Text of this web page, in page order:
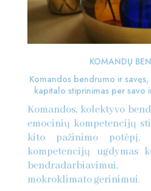
KOMANDŲ
Komandos bendrumo ir
kapitalo stiprinimas per
Komandos, kolektyvo
emocinių kompetencijų
kito pažinimo potėpį,
kompetencijų ugdymas
mokroklimato gerinimui.